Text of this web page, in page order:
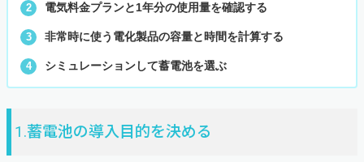
電気料金プランと1年分の使用量を確認する
非常時に使う電化製品の容量と時間を計算する
シミュレーションして蓄電池を選ぶ
1.蓄電池の導入目的を決める